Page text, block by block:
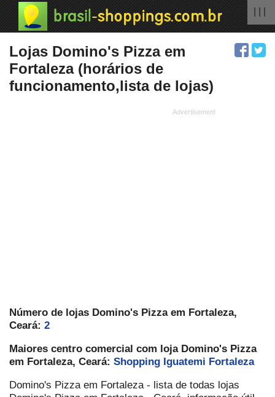
Lojas Domino's Pizza em
Fortaleza (horários de
funcionamento,lista de lojas)
Número de lojas Domino's Pizza em Fortaleza,
Ceará: 2
Maiores centro comercial com loja Domino's Pizza
em Fortaleza, Ceará: Shopping Iguatemi Fortaleza
Domino's Pizza em Fortaleza - lista de todas lojas